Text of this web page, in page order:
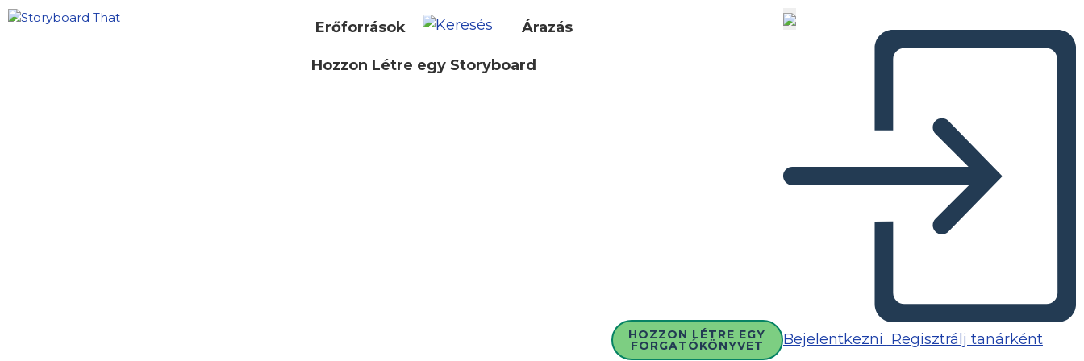
Erőforrások Árazás
Hozzon Létre egy Storyboard
HOZZON LÉTRE EGY
FORGATÓKÖNYVET Bejelentkezni Regisztrálj tanárként